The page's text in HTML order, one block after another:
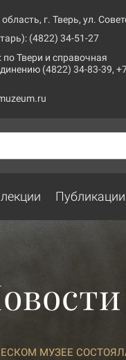
г. Тверь, ул.
(4822) 34-51-27
по Твери и справочная
(4822) 34-83-39,
Публикации
МУЗЕЕ